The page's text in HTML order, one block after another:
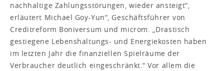
nachhaltige Zahlungsstörungen, wieder ansteigt“,
erläutert Michael Goy-Yun“, Geschäftsführer von
Creditreform Boniversum und microm. „Drastisch
gestiegene Lebenshaltungs- und Energiekosten haben
im letzten Jahr die finanziellen Spielräume der
Verbraucher deutlich eingeschränkt.“ Vor allem die